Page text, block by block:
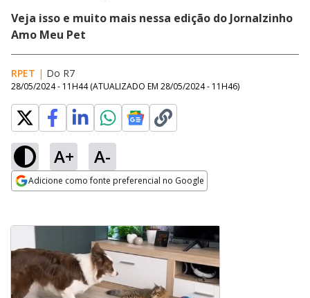
Veja isso e muito mais nessa edição do Jornalzinho
Amo Meu Pet
RPET | Do R7
28/05/2024 - 11H44 (ATUALIZADO EM 28/05/2024 - 11H46)
A+ A-
Adicione como fonte preferencial no Google